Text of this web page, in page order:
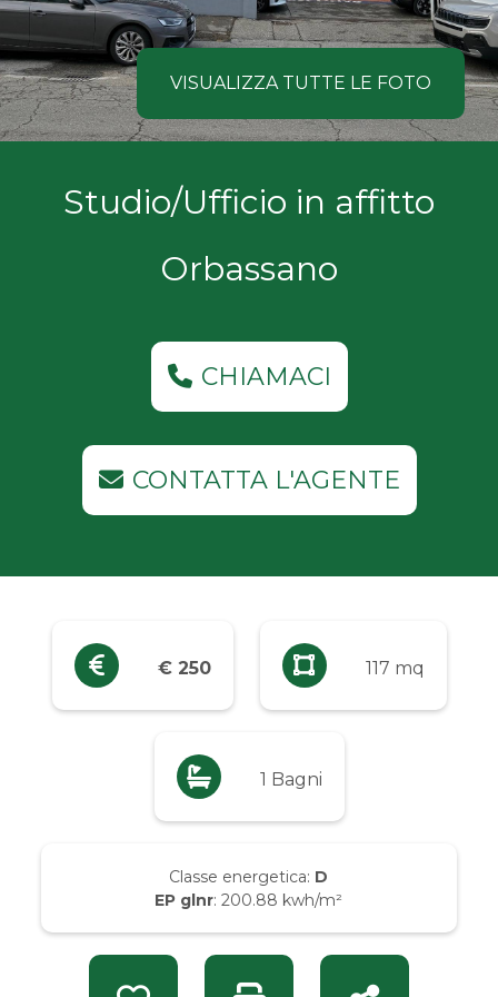
VISUALIZZA TUTTE LE FOTO
Studio/Ufficio in affitto
Orbassano
CHIAMACI
CONTATTA L'AGENTE
€ 250 117 mq
1 Bagni
Classe energetica: D
EP glnr: 200.88 kwh/m²
COSA
CERCANO
NOSTRI
Comune
Tipologia
Industriali
Prezzo
Qualsiasi
Da € 10.000 a € 20.000
Da € 20.000 a € 50.000